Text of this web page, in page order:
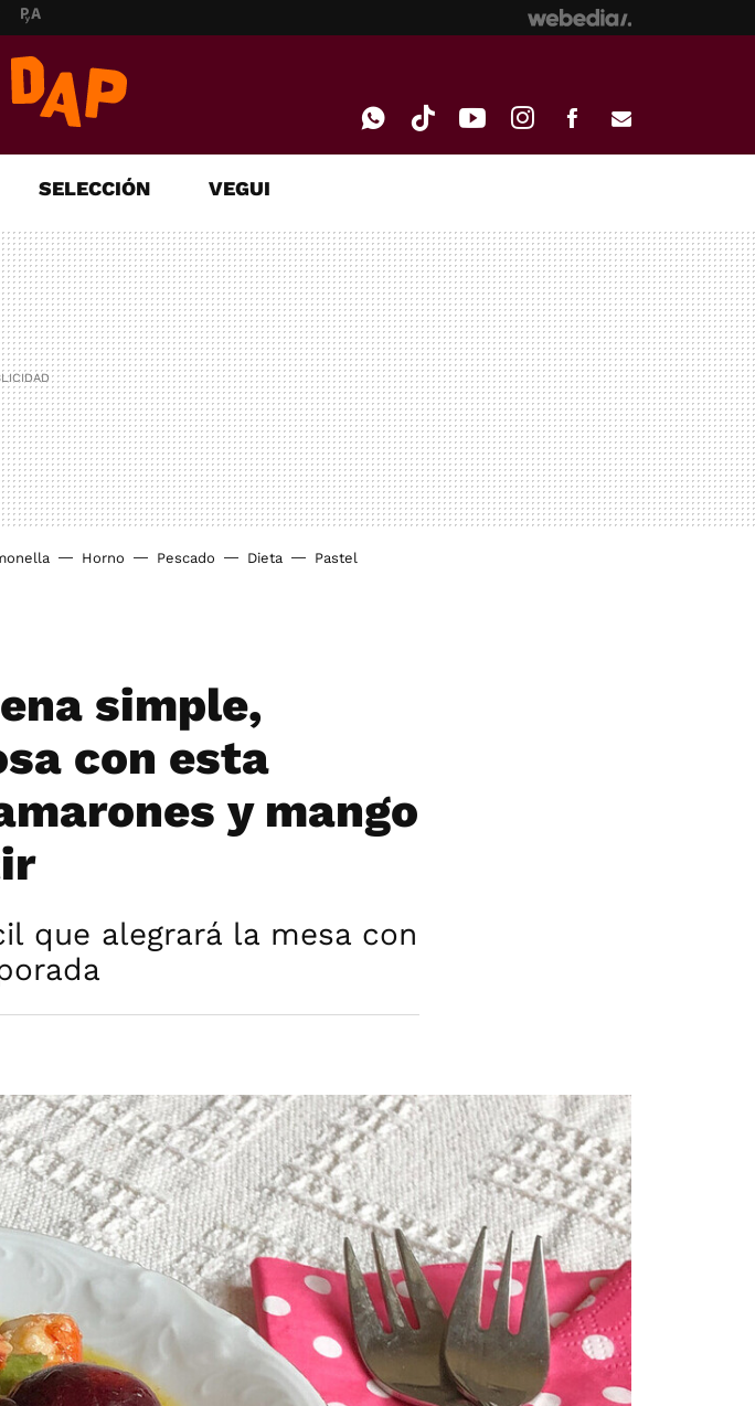
MAIL
SELECCIÓN VEGUI
Horno Pescado Dieta Pastel
simple,
con esta
y mango
que alegrará la mesa con